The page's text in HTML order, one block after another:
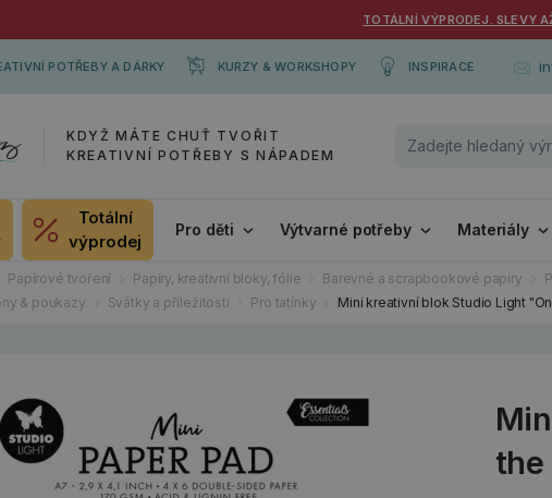
TOTÁLNÍ VÝPRODEJ. SLEVY
POTŘEBY A DÁRKY KURZY & WORKSHOPY INSPIRACE
KDYŽ MÁTE CHUŤ TVOŘIT
KREATIVNÍ POTŘEBY S NÁPADEM
Totální
výprodej
Pro děti Výtvarné potřeby Materiály
Papírové tvoření Papíry, kreativní bloky, fólie Barevné a scrapbookové papíry
& poukazy Svátky a příležitosti Pro tatínky Mini kreativní blok Studio Light
the
si vybrat